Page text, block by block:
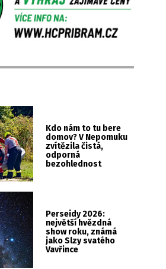
Kdo nám to tu bere
domov? V Nepomuku
zvítězila čistá,
odporná
bezohlednost
Perseidy 2026:
největší hvězdná
show roku, známá
jako Slzy svatého
Vavřince